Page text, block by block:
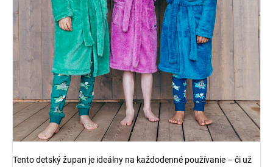
Tento detský župan je ideálny na každodenné používanie – či už